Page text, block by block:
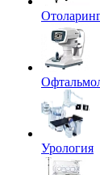
Урология